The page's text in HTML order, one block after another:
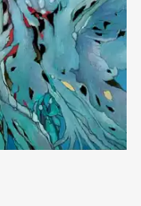
ekb.rakovgallery.ru